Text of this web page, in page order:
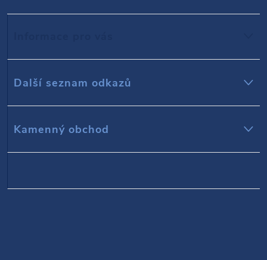
p
Další seznam odkazů
Kamenný obchod